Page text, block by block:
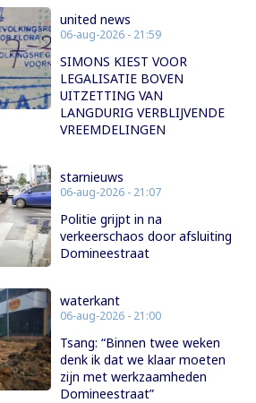
united news
06-aug-2026 - 21:59
SIMONS KIEST VOOR
LEGALISATIE BOVEN
UITZETTING VAN
LANGDURIG VERBLIJVENDE
VREEMDELINGEN
starnieuws
06-aug-2026 - 21:07
Politie grijpt in na
verkeerschaos door afsluiting
Domineestraat
waterkant
06-aug-2026 - 21:00
Tsang: “Binnen twee weken
denk ik dat we klaar moeten
zijn met werkzaamheden
Domineestraat”